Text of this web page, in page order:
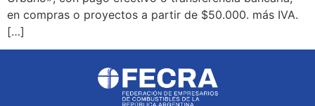
en compras o proyectos a partir de $50.000. más IVA.
[…]